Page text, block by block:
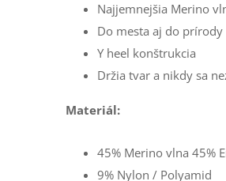
Najjemnejšia Merino
Do mesta aj do prírody
Y heel konštrukcia
Držia tvar a nikdy sa
Materiál:
45% Merino vlna 45%
9% Nylon / Polyamid